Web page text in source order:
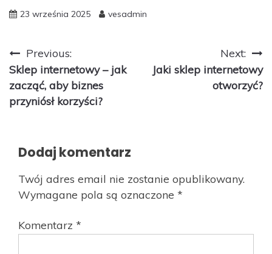
23 września 2025 vesadmin
Nawigacja
wpisu
Previous:
Sklep internetowy – jak
zacząć, aby biznes
przyniósł korzyści?
Next:
Jaki sklep internetowy
otworzyć?
Dodaj komentarz
Twój adres email nie zostanie opublikowany.
Wymagane pola są oznaczone *
Komentarz *